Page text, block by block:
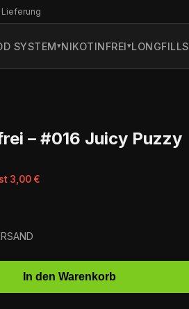
SYSTEM NIKOTINFREI LONGFILLS
– #016 Juicy Puzzy
3,00 €
In den Warenkorb